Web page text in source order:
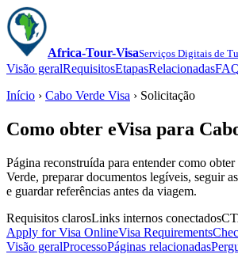
Africa-Tour-VisaServiços Digitais de
Visão geralRequisitosEtapasRelacionadas
Início › Cabo Verde Visa › Solicitação
Como obter eVisa para
Página reconstruída para entender como
Verde, preparar documentos legíveis, seguir
e guardar referências antes da viagem.
Requisitos clarosLinks internos conectados
Apply for Visa OnlineVisa Requirements
Visão geralProcessoPáginas relacionadas